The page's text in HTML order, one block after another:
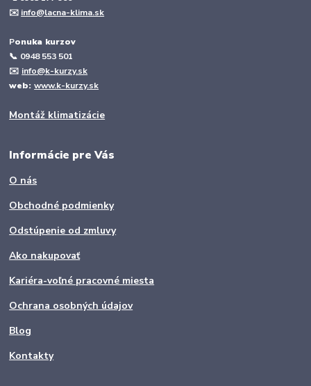
✉️ info@lacna-klima.sk
Ponuka kurzov
📞 0948 553 501
✉️ info@k-kurzy.sk
web:www.k-kurzy.sk
Montáž klimatizácie
Informácie pre Vás
O nás
Obchodné podmienky
Odstúpenie od zmluvy
Ako nakupovať
Kariéra-voľné pracovné miesta
Ochrana osobných údajov
Blog
Kontakty